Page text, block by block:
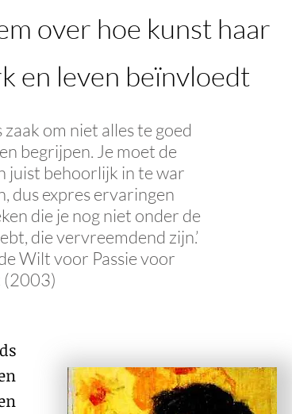
over hoe kunst haar
en leven beïnvloedt
zaak om niet alles te goed
begrijpen. Je moet de
juist behoorlijk in te war
dus expres ervaringen
die je nog niet onder de
die vervreemdend zijn.’
Wilt voor Passie voor
(2003)